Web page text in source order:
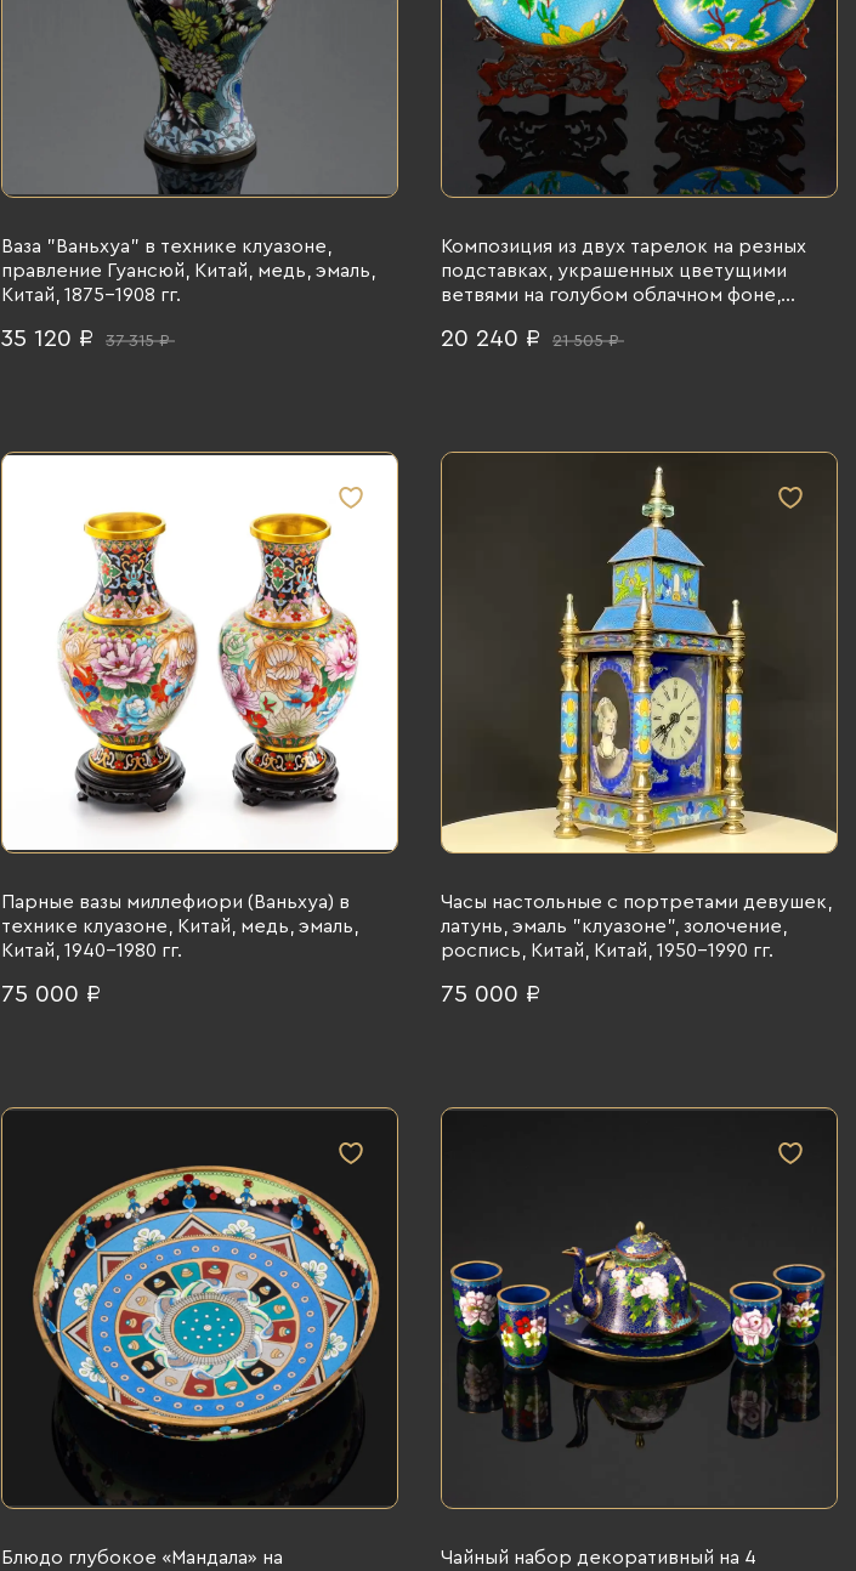
Ваза "Ваньхуа" в технике клуазоне,
правление Гуансюй, Китай, медь, эмаль,
Китай, 1875-1908 гг.
35 120 ₽ 37 315 ₽
Композиция из двух тарелок на резных
подставках, украшенных цветущими
ветвями на голубом облачном фоне,
резьба, Китай, Китай, 1960-1980 гг.
20 240 ₽ 21 505 ₽
Парные вазы миллефиори (Ваньхуа) в
технике клуазоне, Китай, медь, эмаль,
Китай, 1940-1980 гг.
75 000 ₽
Часы настольные с портретами девушек,
латунь, эмаль "клуазоне", золочение,
роспись, Китай, Китай, 1950-1990 гг.
75 000 ₽
Блюдо глубокое «Мандала» на
Чайный набор декоративный на 4